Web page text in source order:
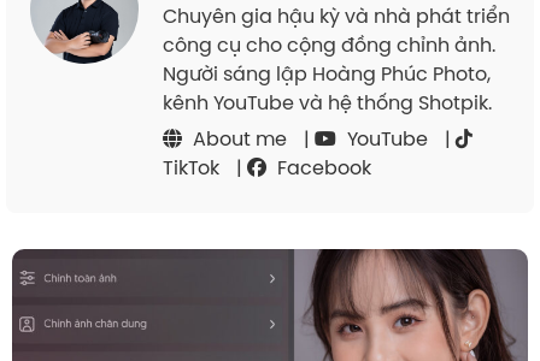
Chuyên gia hậu kỳ và nhà phát triển
công cụ cho cộng đồng chỉnh ảnh.
Người sáng lập Hoàng Phúc Photo,
kênh YouTube và hệ thống Shotpik.
About me
| YouTube
|
TikTok
| Facebook